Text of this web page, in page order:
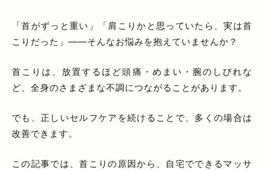
「首がずっと重い」「肩こりかと思っていたら、実は首
こりだった」——そんなお悩みを抱えていませんか？
首こりは、放置するほど頭痛・めまい・腕のしびれな
ど、全身のさまざまな不調につながることがあります。
でも、正しいセルフケアを続けることで、多くの場合は
改善できます。
この記事では、首こりの原因から、自宅でできるマッサ